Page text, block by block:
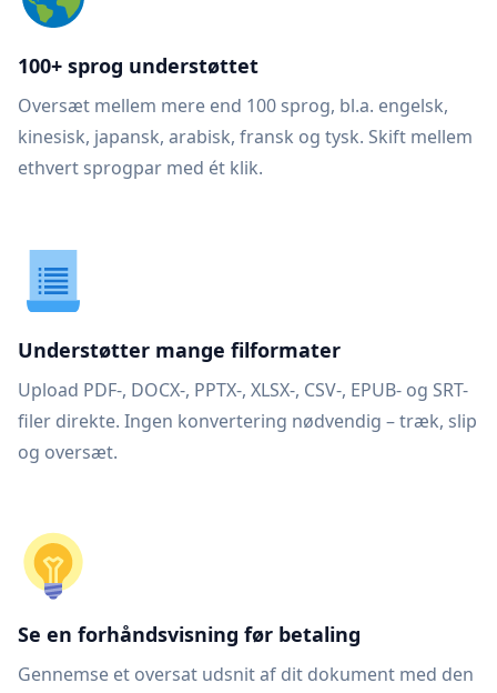
100+ sprog understøttet
Oversæt mellem mere end 100 sprog, bl.a. engelsk,
kinesisk, japansk, arabisk, fransk og tysk. Skift mellem
ethvert sprogpar med ét klik.
Understøtter mange filformater
Upload PDF-, DOCX-, PPTX-, XLSX-, CSV-, EPUB- og SRT-
filer direkte. Ingen konvertering nødvendig – træk, slip
og oversæt.
Se en forhåndsvisning før betaling
Gennemse et oversat udsnit af dit dokument med den